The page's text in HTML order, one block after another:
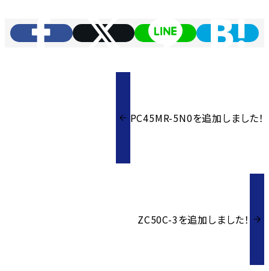
PC45MR-5N0を追加しました！
ZC50C-3を追加しました！